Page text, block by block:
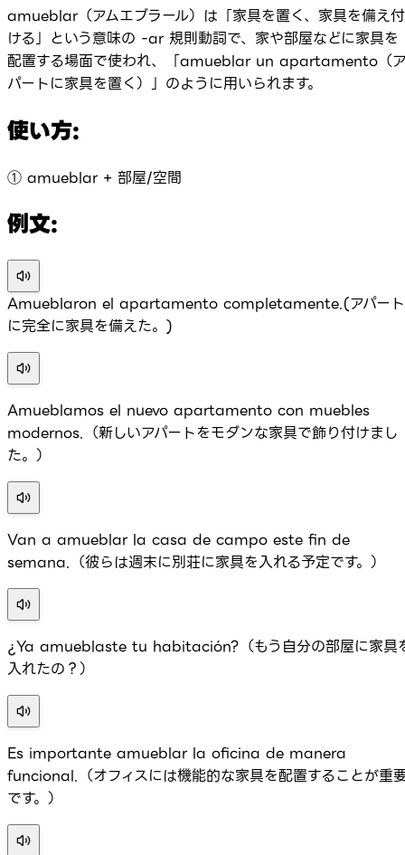
amueblar（アムエブラール）は「家具を置く、家具を備え付
ける」という意味の -ar 規則動詞で、家や部屋などに家具を
配置する場面で使われ、「amueblar un apartamento（
パートに家具を置く）」のように用いられます。
使い方:
① amueblar + 部屋/空間
例文:
Amueblaron el apartamento completamente.(アパート
に完全に家具を備えた。)
Amueblamos el nuevo apartamento con muebles
modernos.（新しいアパートをモダンな家具で飾り付けまし
た。）
Van a amueblar la casa de campo este fin de
semana.（彼らは週末に別荘に家具を入れる予定です。）
¿Ya amueblaste tu habitación?（もう自分の部屋に家具
入れたの？）
Es importante amueblar la oficina de manera
funcional.（オフィスには機能的な家具を配置することが重
です。）